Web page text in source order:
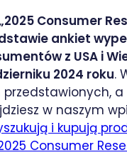
Consumer
ankiet
z USA i
2024 roku.
a
w naszym
i kupują
Consumer